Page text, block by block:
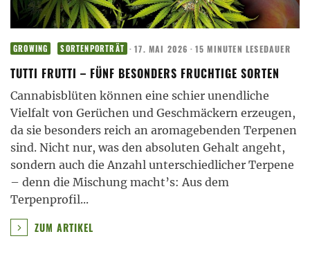
GROWING SORTENPORTRÄT · 17. MAI 2026 · 15 MINUTEN LESEDAUER
TUTTI FRUTTI – FÜNF BESONDERS FRUCHTIGE SORTEN
Cannabisblüten können eine schier unendliche
Vielfalt von Gerüchen und Geschmäckern erzeugen,
da sie besonders reich an aromagebenden Terpenen
sind. Nicht nur, was den absoluten Gehalt angeht,
sondern auch die Anzahl unterschiedlicher Terpene
– denn die Mischung macht’s: Aus dem
Terpenprofil...
ZUM ARTIKEL